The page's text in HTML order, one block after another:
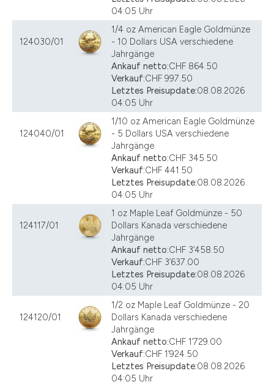
04:05 Uhr
124030/01
1/4 oz American Eagle Goldmünze
- 10 Dollars USA verschiedene
Jahrgänge
Ankauf netto:CHF 864.50
Verkauf:CHF 997.50
Letztes Preisupdate:08.08.2026
04:05 Uhr
124040/01
1/10 oz American Eagle Goldmünze
- 5 Dollars USA verschiedene
Jahrgänge
Ankauf netto:CHF 345.50
Verkauf:CHF 441.50
Letztes Preisupdate:08.08.2026
04:05 Uhr
124117/01
1 oz Maple Leaf Goldmünze - 50
Dollars Kanada verschiedene
Jahrgänge
Ankauf netto:CHF 3’458.50
Verkauf:CHF 3’637.00
Letztes Preisupdate:08.08.2026
04:05 Uhr
124120/01
1/2 oz Maple Leaf Goldmünze - 20
Dollars Kanada verschiedene
Jahrgänge
Ankauf netto:CHF 1’729.00
Verkauf:CHF 1’924.50
Letztes Preisupdate:08.08.2026
04:05 Uhr